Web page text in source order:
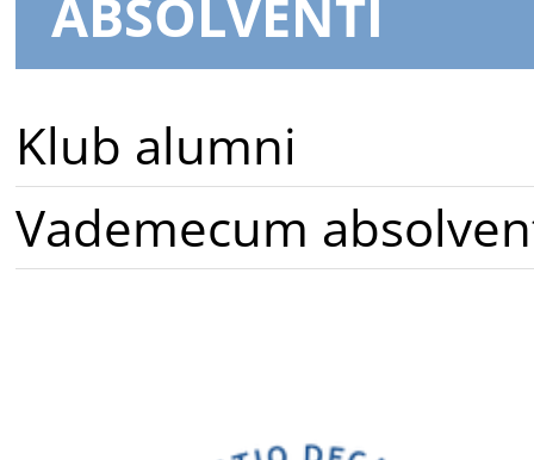
ABSOLVENTI
Klub alumni
Vademecum